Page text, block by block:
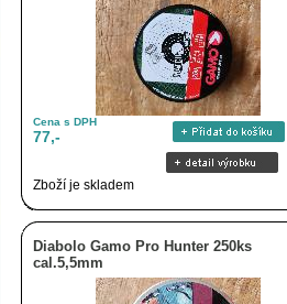
Cena s DPH
77,-
Zboží je skladem
Diabolo Gamo Pro Hunter 250ks
cal.5,5mm